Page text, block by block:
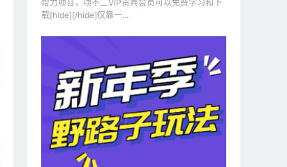
给力项目，项不二VIP贵宾会员可以免费学习和下
载[hide][/hide]仅靠一...